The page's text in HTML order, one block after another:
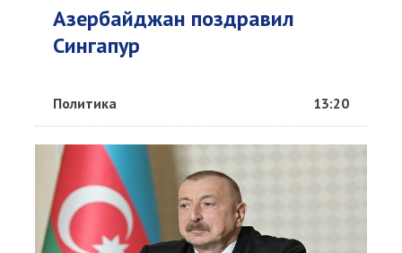
Азербайджан поздравил
Сингапур
Политика 13:20